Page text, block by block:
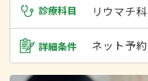
診療科目 リウマチ科
詳細条件 ネット予